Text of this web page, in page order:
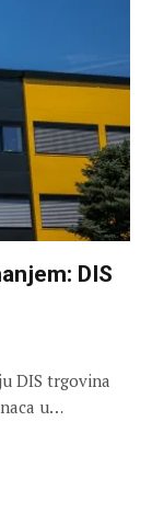
DIS
DIS trgovina
u…